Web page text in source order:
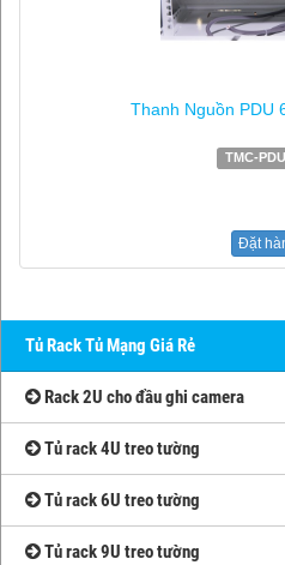
Thanh Nguồn PDU
TMC-
Đặt
Tủ Rack Tủ Mạng Giá Rẻ
Rack 2U cho đầu ghi camera
Tủ rack 4U treo tường
Tủ rack 6U treo tường
Tủ rack 9U treo tường